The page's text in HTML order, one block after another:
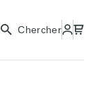
Chercher